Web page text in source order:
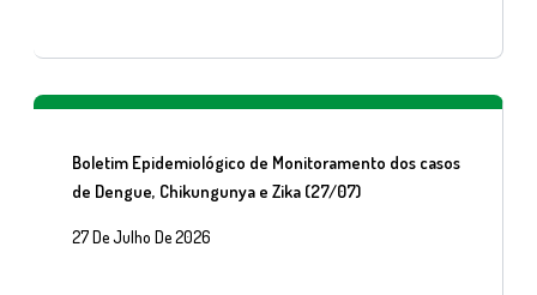
Boletim Epidemiológico de Monitoramento dos casos
de Dengue, Chikungunya e Zika (27/07)
27 De Julho De 2026